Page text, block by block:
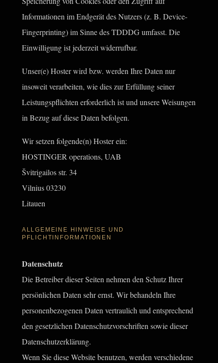
Informationen im Endgerät des Nutzers (z. B. Device-
Fingerprinting) im Sinne des TDDDG umfasst. Die
Einwilligung ist jederzeit widerrufbar.
Unser(e) Hoster wird bzw. werden Ihre Daten nur
insoweit verarbeiten, wie dies zur Erfüllung seiner
Leistungspflichten erforderlich ist und unsere Weisungen
in Bezug auf diese Daten befolgen.
Wir setzen folgende(n) Hoster ein:
HOSTINGER operations, UAB
Švitrigailos str. 34
Vilnius 03230
Litauen
ALLGEMEINE HINWEISE UND
PFLICHTINFORMATIONEN
Datenschutz
Die Betreiber dieser Seiten nehmen den Schutz Ihrer
persönlichen Daten sehr ernst. Wir behandeln Ihre
personenbezogenen Daten vertraulich und entsprechend
den gesetzlichen Datenschutzvorschriften sowie dieser
Datenschutzerklärung.
Wenn Sie diese Website benutzen, werden verschiedene